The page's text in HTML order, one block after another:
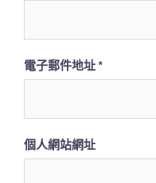
電子郵件地址 *
個人網站網址